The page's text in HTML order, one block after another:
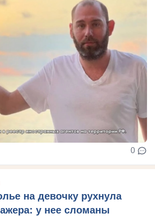
0
на девочку рухнула
у нее сломаны